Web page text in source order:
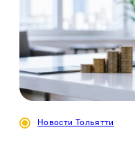
Новости Тольятти